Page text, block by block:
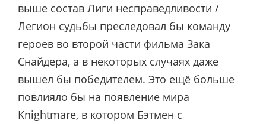
выше состав Лиги несправедливости /
Легион судьбы преследовал бы команду
героев во второй части фильма Зака
Снайдера, а в некоторых случаях даже
вышел бы победителем. Это ещё больше
повлияло бы на появление мира
Knightmare, в котором Бэтмен с